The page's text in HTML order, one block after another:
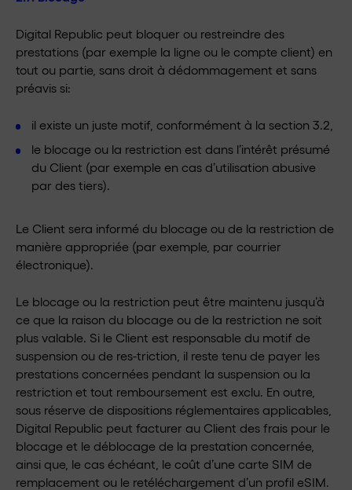
Digital Republic peut bloquer ou restreindre des
prestations (par exemple la ligne ou le compte client) en
tout ou partie, sans droit à dédommagement et sans
préavis si:
il existe un juste motif, conformément à la section 3.2,
le blocage ou la restriction est dans l’intérêt présumé
du Client (par exemple en cas d’utilisation abusive
par des tiers).
Le Client sera informé du blocage ou de la restriction de
manière appropriée (par exemple, par courrier
électronique).
Le blocage ou la restriction peut être maintenu jusqu’à
ce que la raison du blocage ou de la restriction ne soit
plus valable. Si le Client est responsable du motif de
suspension ou de res-triction, il reste tenu de payer les
prestations concernées pendant la suspension ou la
restriction et tout remboursement est exclu. En outre,
sous réserve de dispositions réglementaires applicables,
Digital Republic peut facturer au Client des frais pour le
blocage et le déblocage de la prestation concernée,
ainsi que, le cas échéant, le coût d’une carte SIM de
remplacement ou le retéléchargement d’un profil eSIM.